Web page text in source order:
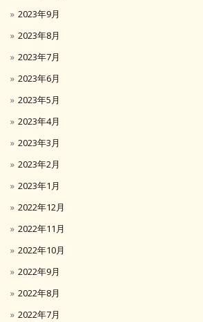
2023年9月
2023年8月
2023年7月
2023年6月
2023年5月
2023年4月
2023年3月
2023年2月
2023年1月
2022年12月
2022年11月
2022年10月
2022年9月
2022年8月
2022年7月